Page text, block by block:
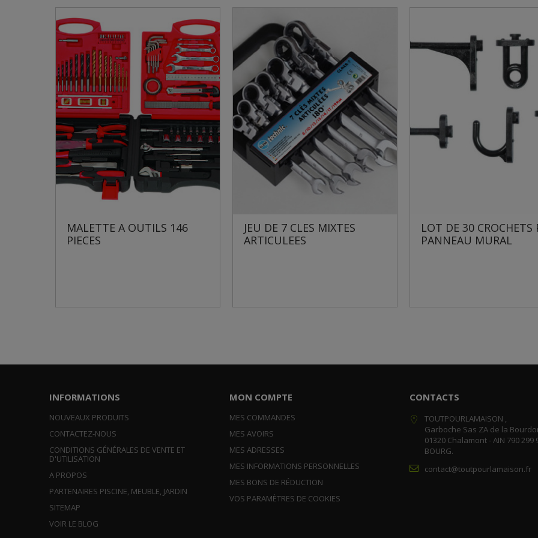
JEU DE 7 CLES MIXTES
ARTICULEES
LOT DE 30 CROCHETS POUR
PANNEAU MURAL
DÉBOUCHEUR
CANALISATION
INFORMATIONS
NOUVEAUX PRODUITS
CONTACTEZ-NOUS
CONDITIONS GÉNÉRALES DE VENTE ET
D'UTILISATION
A PROPOS
PARTENAIRES PISCINE, MEUBLE, JARDIN
SITEMAP
VOIR LE BLOG
MON COMPTE
MES COMMANDES
MES AVOIRS
MES ADRESSES
MES INFORMATIONS PERSONNELLES
MES BONS DE RÉDUCTION
VOS PARAMÈTRES DE COOKIES
CONTACTS
TOUTPOURLAMAISON ,
Garboche Sas ZA de la
01320 Chalamont - AIN 790 299
BOURG.
contact@toutpourlamaison.fr